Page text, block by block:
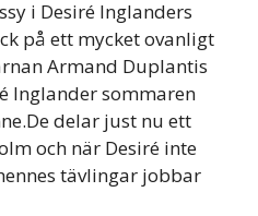
i Desiré Inglanders
på ett mycket ovanligt
Armand Duplantis
Inglander sommaren
delar just nu ett
och när Desiré inte
tävlingar jobbar